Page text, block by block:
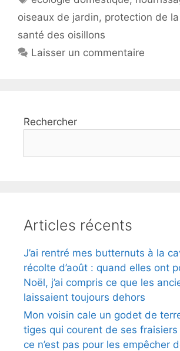
oiseaux de jardin, protection de
santé des oisillons
Laisser un commentaire
Rechercher
Articles récents
J’ai rentré mes butternuts à la
récolte d’août : quand elles ont
Noël, j’ai compris ce que les
laissaient toujours dehors
Mon voisin cale un godet de
tiges qui courent de ses
ce n’est pas pour les empêcher